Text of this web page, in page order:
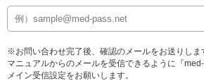
※お問い合わせ完了後、確認のメールをお送りしま
マニュアルからのメールを受信できるように『
メイン受信設定をお願いします。